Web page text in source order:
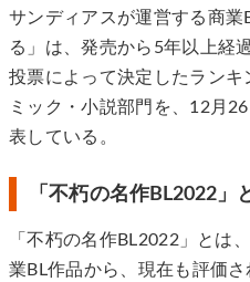
サンディアスが運営する商業
る」は、発売から5年以上経
投票によって決定したランキ
ミック・小説部門を、12月
表している。
「不朽の名作BL2022」
「不朽の名作BL2022」とは
業BL作品から、現在も評価